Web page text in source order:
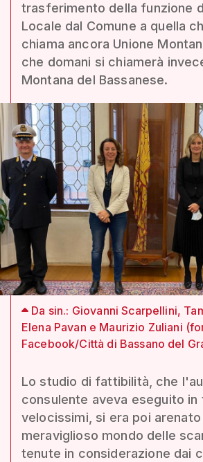
trasferimento della funzione
Locale dal Comune a quella
chiama ancora Unione
che domani si chiamerà
Montana del Bassanese.
Da sin.: Giovanni Scarpellini,
Elena Pavan e Maurizio Zuliani
Facebook/Città di Bassano del
Lo studio di fattibilità, che
consulente aveva eseguito in
velocissimi, si era poi arenato
meraviglioso mondo delle
tenute in considerazione dai